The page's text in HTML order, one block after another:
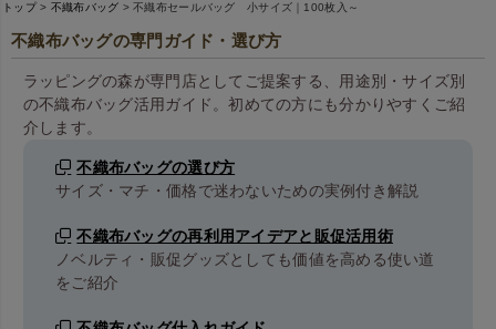
トップ 不織布バッグ 不織布セールバッグ 小サイズ｜100枚入～
不織布バッグの専門ガイド・選び方
ラッピングの森が専門店としてご提案する、用途別・サイズ別
の不織布バッグ活用ガイド。初めての方にも分かりやすくご紹
介します。
不織布バッグの選び方
サイズ・マチ・価格で迷わないための実例付き解説
不織布バッグの再利用アイデアと販促活用術
ノベルティ・販促グッズとしても価値を高める使い道
をご紹介